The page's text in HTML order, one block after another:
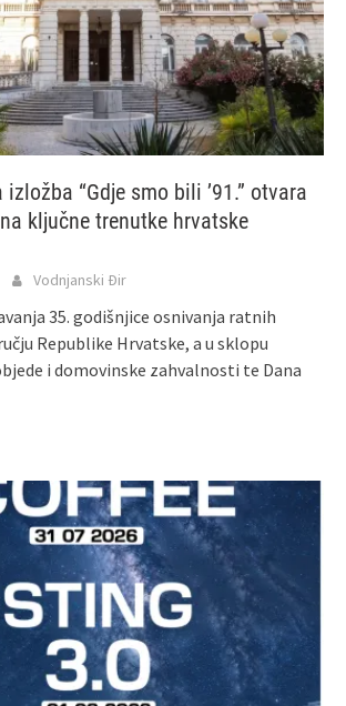
“Gdje smo bili ’91.” otvara
ključne trenutke hrvatske
Vodnjanski Đir
35. godišnjice osnivanja ratnih
Republike Hrvatske, a u sklopu
i domovinske zahvalnosti te Dana